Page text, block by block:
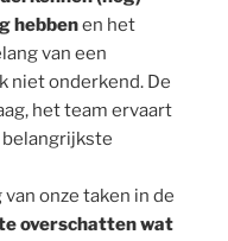
hebbenen het
van een
niet onderkend. De
het team ervaart
belangrijkste
onze taken in de
overschatten wat